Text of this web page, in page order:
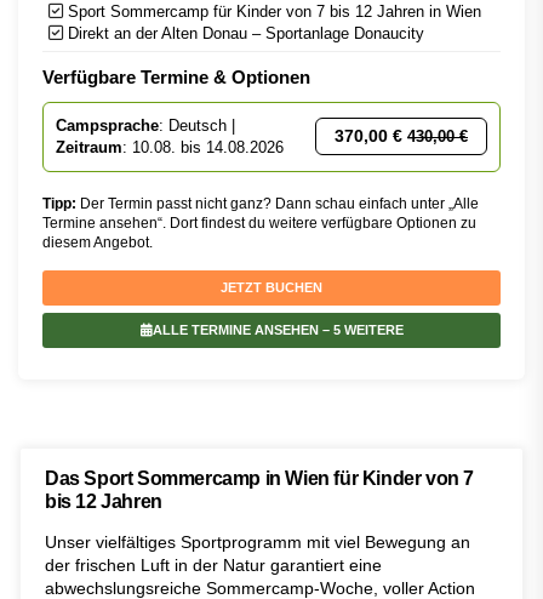
Sport Sommercamp für Kinder von 7 bis 12 Jahren in Wien
Direkt an der Alten Donau – Sportanlage Donaucity
Verfügbare Termine & Optionen
Campsprache: Deutsch |
Zeitraum: 10.08. bis 14.08.2026
370,00 € 430,00€
Tipp: Der Termin passt nicht ganz? Dann schau einfach unter „Alle
Termine ansehen“. Dort findest du weitere verfügbare Optionen zu
diesem Angebot.
JETZT BUCHEN
ALLE TERMINE ANSEHEN – 5 WEITERE
Das Sport Sommercamp in Wien für Kinder von 7
bis 12 Jahren
Unser vielfältiges Sportprogramm mit viel Bewegung an
der frischen Luft in der Natur garantiert eine
abwechslungsreiche Sommercamp-Woche, voller Action